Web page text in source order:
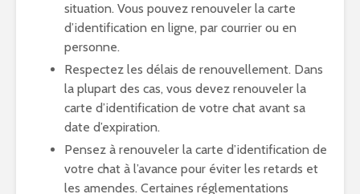
situation. Vous pouvez renouveler la carte
d’identification en ligne, par courrier ou en
personne.
Respectez les délais de renouvellement. Dans
la plupart des cas, vous devez renouveler la
carte d’identification de votre chat avant sa
date d’expiration.
Pensez à renouveler la carte d’identification de
votre chat à l’avance pour éviter les retards et
les amendes. Certaines réglementations